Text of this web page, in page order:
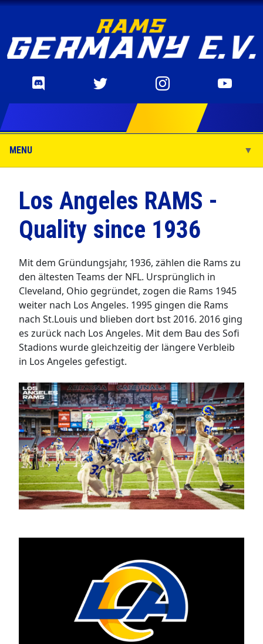
MENU ▼
Los Angeles RAMS -
Quality since 1936
Mit dem Gründungsjahr, 1936, zählen die Rams zu
den ältesten Teams der NFL. Ursprünglich in
Cleveland, Ohio gegründet, zogen die Rams 1945
weiter nach Los Angeles. 1995 gingen die Rams
nach St.Louis und blieben dort bst 2016. 2016 ging
es zurück nach Los Angeles. Mit dem Bau des Sofi
Stadions wurde gleichzeitig der längere Verbleib
in Los Angeles gefestigt.